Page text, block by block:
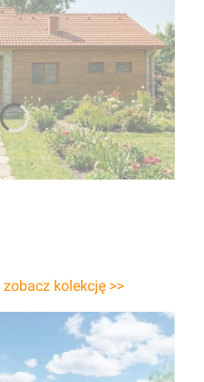
zobacz kolekcję >>